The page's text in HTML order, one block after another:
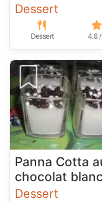
Dessert
Dessert 4.8 /
Panna Cotta
chocolat blanc
Dessert